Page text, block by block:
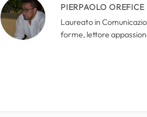
PIERPAOLO OREFICE
Laureato in
forme, lettore